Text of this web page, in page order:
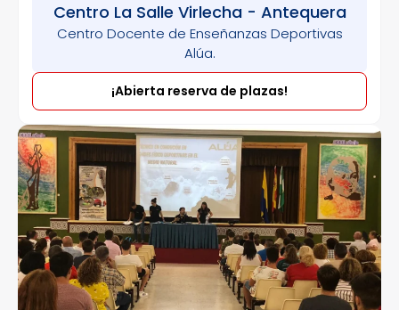
Centro La Salle Virlecha - Antequera
Centro Docente de Enseñanzas Deportivas
Alúa.
¡Abierta reserva de plazas!